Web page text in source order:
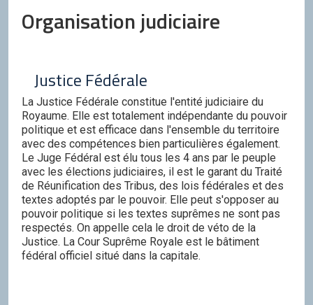
Organisation judiciaire
Justice Fédérale
La Justice Fédérale constitue l'entité judiciaire du
Royaume. Elle est totalement indépendante du pouvoir
politique et est efficace dans l'ensemble du territoire
avec des compétences bien particulières également.
Le Juge Fédéral est élu tous les 4 ans par le peuple
avec les élections judiciaires, il est le garant du Traité
de Réunification des Tribus, des lois fédérales et des
textes adoptés par le pouvoir. Elle peut s'opposer au
pouvoir politique si les textes suprêmes ne sont pas
respectés. On appelle cela le droit de véto de la
Justice. La Cour Suprême Royale est le bâtiment
fédéral officiel situé dans la capitale.